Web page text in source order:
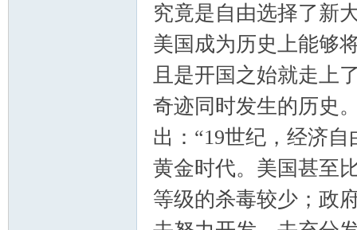
究竟是自由选择了新
美国成为历史上能够
且是开国之始就走上
奇迹同时发生的历史
出：“19世纪，经济
黄金时代。美国甚至
等级的杀毒较少；政